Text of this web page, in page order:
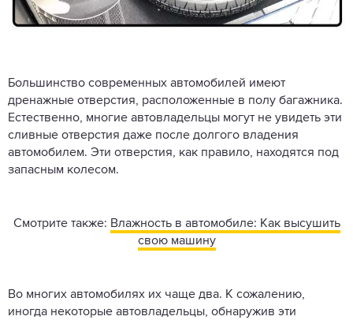
Большинство современных автомобилей имеют
дренажные отверстия, расположенные в полу багажника.
Естественно, многие автовладельцы могут не увидеть эти
сливные отверстия даже после долгого владения
автомобилем. Эти отверстия, как правило, находятся под
запасным колесом.
Смотрите также: Влажность в автомобиле: Как высушить
свою машину
Во многих автомобилях их чаще два. К сожалению,
иногда некоторые автовладельцы, обнаружив эти